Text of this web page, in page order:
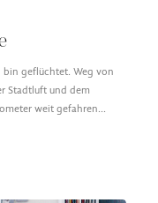
bin geflüchtet. Weg von
Stadtluft und dem
weit gefahren…